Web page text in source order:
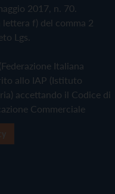
2017, n. 70.
lettera f) del comma 2
Lgs.
Italiana
allo IAP (Istituto
accettando il Codice di
Commerciale